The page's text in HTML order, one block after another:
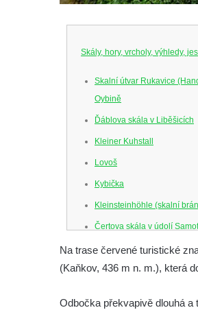
Skály, hory, vrcholy, výhledy,
Skalní útvar Rukavice
Oybině
Ďáblova skála v Liběšicích
Kleiner Kuhstall
Lovoš
Kybička
Kleinsteinhöhle (skalní
Čertova skála v údolí
Skalní branka pod
Teplických skalách
skalách
Na trase červené turistické
(Kaňkov, 436 m n. m.), která
Odbočka překvapivě dlouhá